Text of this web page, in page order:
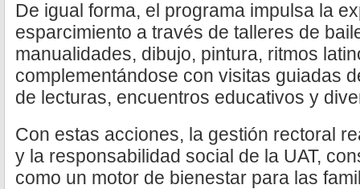
De igual forma, el programa impulsa la
esparcimiento a través de talleres de
manualidades, dibujo, pintura, ritmos
complementándose con visitas guiadas
de lecturas, encuentros educativos y
Con estas acciones, la gestión rectoral
y la responsabilidad social de la UAT,
como un motor de bienestar para las